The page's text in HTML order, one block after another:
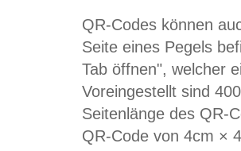
QR-Codes können
Seite eines Pegels
Tab öffnen", welcher
Voreingestellt sind
Seitenlänge des QR-
QR-Code von 4cm ×